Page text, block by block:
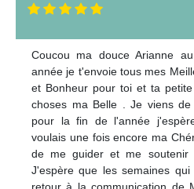
Coucou ma douce Arianne
année je t'envoie tous mes
et Bonheur pour toi et ta
choses ma Belle . Je viens
pour la fin de l'année
voulais une fois encore ma
de me guider et me soutenir
J'espère que les semaines
retour à la communication de